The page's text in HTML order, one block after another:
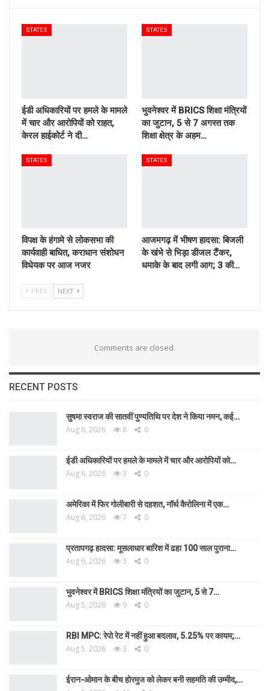
STATES
ईडी अधिकारियों पर हमले के मामले
में चार और आरोपियों को राहत,
केरल हाईकोर्ट ने दी…
STATES
भुवनेश्वर में BRICS शिक्षा मंत्रियों
का जुटान, 5 से 7 अगस्त तक
शिक्षा क्षेत्र के अहम…
STATES
विपक्ष के हंगामे से लोकसभा की
कार्यवाही बाधित, कराधान संशोधन
विधेयक पर आज नजर
STATES
आजमगढ़ में भीषण हादसा: बिजली
के खंभे से भिड़ा डीजल टैंकर,
धमाके के बाद लगी आग; 3 की…
PREV NEXT
Comments are closed.
RECENT POSTS
सुषमा स्वराज की सातवीं पुण्यतिथि पर देश ने किया नमन, कई…
Aug 6, 2026 8 0
ईडी अधिकारियों पर हमले के मामले में चार और आरोपियों को…
Aug 6, 2026 3 0
अमेरिका में फिर गोलीबारी से दहशत, नॉर्थ कैरोलिना में एक…
Aug 6, 2026 7 0
प्रतापगढ़ हादसा: मूसलाधार बारिश में ढहा 100 साल पुराना…
Aug 6, 2026 3 0
भुवनेश्वर में BRICS शिक्षा मंत्रियों का जुटान, 5 से 7…
Aug 5, 2026 9 0
RBI MPC: रेपो रेट में नहीं हुआ बदलाव, 5.25% पर कायम;…
Aug 5, 2026 3 0
ईरान-ओमान के बीच होरमुज को लेकर बनी सहमति की उम्मीद,…